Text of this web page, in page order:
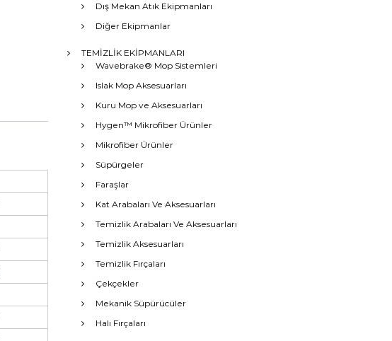
Dış Mekan Atık Ekipmanları
Diğer Ekipmanlar
TEMİZLİK EKİPMANLARI
Wavebrake® Mop Sistemleri
Islak Mop Aksesuarları
Kuru Mop ve Aksesuarları
Hygen™ Mikrofiber Ürünler
Mikrofiber Ürünler
Süpürgeler
Faraşlar
Kat Arabaları Ve Aksesuarları
Temizlik Arabaları Ve Aksesuarları
Temizlik Aksesuarları
Temizlik Fırçaları
Çekçekler
Mekanik Süpürücüler
Halı Fırçaları